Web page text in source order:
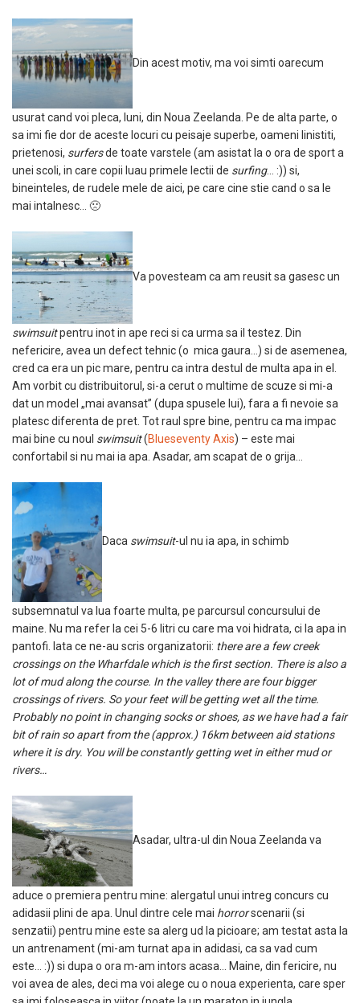
Din acest motiv, ma voi simti oarecum
usurat cand voi pleca, luni, din Noua Zeelanda. Pe de alta parte, o
sa imi fie dor de aceste locuri cu peisaje superbe, oameni linistiti,
prietenosi, surfersde toate varstele (am asistat la o ora de sport a
unei scoli, in care copii luau primele lectii de surfing… :)) si,
bineinteles, de rudele mele de aici, pe care cine stie cand o sa le
mai intalnesc… 🙁
Va povesteam ca am reusit sa gasesc un
swimsuitpentru inot in ape reci si ca urma sa il testez. Din
nefericire, avea un defect tehnic (o mica gaura…) si de asemenea,
cred ca era un pic mare, pentru ca intra destul de multa apa in el.
Am vorbit cu distribuitorul, si-a cerut o multime de scuze si mi-a
dat un model „mai avansat” (dupa spusele lui), fara a fi nevoie sa
platesc diferenta de pret. Tot raul spre bine, pentru ca ma impac
mai bine cu noul swimsuit(Blueseventy Axis) – este mai
confortabil si nu mai ia apa. Asadar, am scapat de o grija…
Daca swimsuit-ul nu ia apa, in schimb
subsemnatul va lua foarte multa, pe parcursul concursului de
maine. Nu ma refer la cei 5-6 litri cu care ma voi hidrata, ci la apa in
pantofi. Iata ce ne-au scris organizatorii: there are a few creek
crossings on the Wharfdale which is the first section. There is also a
lot of mud along the course. In the valley there are four bigger
crossings of rivers. So your feet will be getting wet all the time.
Probably no point in changing socks or shoes, as we have had a fair
bit of rain so apart from the (approx.) 16km between aid stations
where it is dry. You will be constantly getting wet in either mud or
rivers…
Asadar, ultra-ul din Noua Zeelanda va
aduce o premiera pentru mine: alergatul unui intreg concurs cu
adidasii plini de apa. Unul dintre cele mai horrorscenarii (si
senzatii) pentru mine este sa alerg ud la picioare; am testat asta la
un antrenament (mi-am turnat apa in adidasi, ca sa vad cum
este… :)) si dupa o ora m-am intors acasa… Maine, din fericire, nu
voi avea de ales, deci ma voi alege cu o noua experienta, care sper